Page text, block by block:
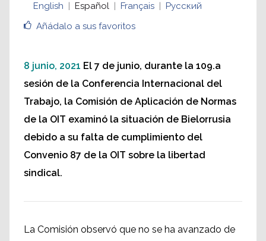
Añádalo a sus favoritos
English
Español Français Русский
8 junio, 2021 El 7 de junio, durante la 109.a
sesión de la Conferencia Internacional del
Trabajo, la Comisión de Aplicación de Normas
de la OIT examinó la situación de Bielorrusia
debido a su falta de cumplimiento del
Convenio 87 de la OIT sobre la libertad
sindical.
La Comisión observó que no se ha avanzado de